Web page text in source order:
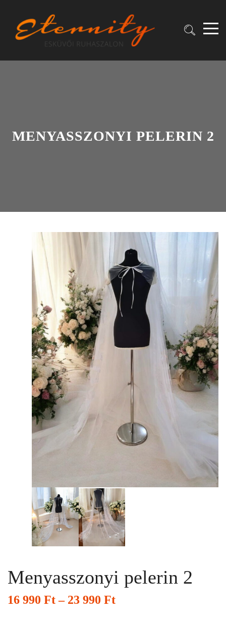
MENYASSZONYI PELERIN 2
Menyasszonyi pelerin 2
16 990 Ft – 23 990 Ft